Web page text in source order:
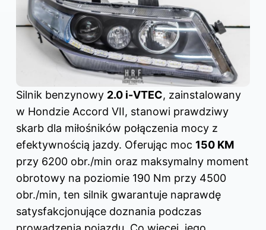
Silnik benzynowy 2.0 i-VTEC, zainstalowany
w Hondzie Accord VII, stanowi prawdziwy
skarb dla miłośników połączenia mocy z
efektywnością jazdy. Oferując moc 150 KM
przy 6200 obr./min oraz maksymalny moment
obrotowy na poziomie 190 Nm przy 4500
obr./min, ten silnik gwarantuje naprawdę
satysfakcjonujące doznania podczas